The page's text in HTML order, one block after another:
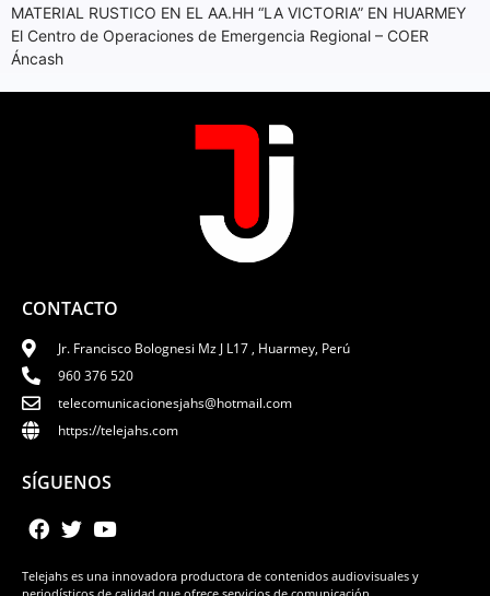
MATERIAL RUSTICO EN EL AA.HH “LA VICTORIA” EN HUARMEY
El Centro de Operaciones de Emergencia Regional – COER
Áncash
CONTACTO
Jr. Francisco Bolognesi Mz J L17 , Huarmey, Perú
960 376 520
telecomunicacionesjahs@hotmail.com
https://telejahs.com
SÍGUENOS
Telejahs es una innovadora productora de contenidos audiovisuales y